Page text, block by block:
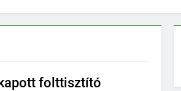
folttisztító